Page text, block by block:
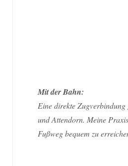
Mit der Bahn:
Eine direkte
und Attendorn. Meine
Fußweg bequem zu